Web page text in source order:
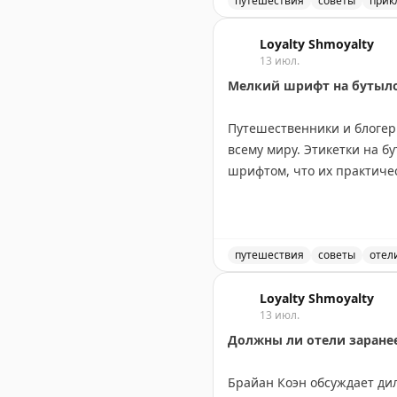
оставить место для
Points Miles and Bling
Loyalty Shmoyalty
13 июл.
Мелкий шрифт на
Путешественники и
всему миру. Этикетки на
шрифтом, что их
какая бутылка для чего
шампуня или наоборот.
Отели могли бы легко
контрастные цвета. Это
путешествия советы
Loyalty Shmoyalty
13 июл.
Должны ли отели
Брайан Коэн обсуждает